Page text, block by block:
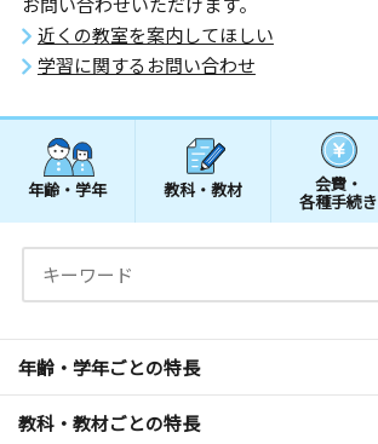
近くの教室を案内してほしい
学習に関するお問い合わせ
年齢・学年 教科・教材 会費・
各種手続き
年齢・学年ごとの特長
教科・教材ごとの特長